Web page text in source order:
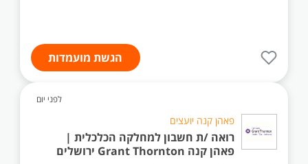
הגשת מועמדות
לפני יום
פאהן קנה יועצים
רואה /ת חשבון למחלקה הכלכלית |
פאהן קנה Grant Thornton ירושלים